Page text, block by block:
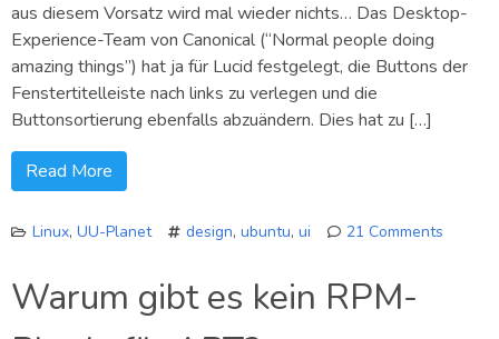
aus diesem Vorsatz wird mal wieder nichts… Das Desktop-
Experience-Team von Canonical (“Normal people doing
amazing things”) hat ja für Lucid festgelegt, die Buttons der
Fenstertitelleiste nach links zu verlegen und die
Buttonsortierung ebenfalls abzuändern. Dies hat zu […]
Read More
Linux, UU-Planet design, ubuntu, ui
21 Comments
Warum gibt es kein RPM-